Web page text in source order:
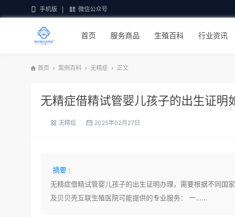
手机版 微信公众号
首页 服务商品 生殖百科 行业资讯
首页 案例百科 无精症 正文
无精症借精试管婴儿孩子的出生证明
无精症 2025年02月27日
摘要 :
无精症借精试管婴儿孩子的出生证明办理，需要根据不同国
及贝贝壳互联生殖医院可能提供的专业服务： 一……